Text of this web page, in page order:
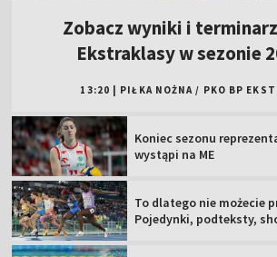
Zobacz wyniki i terminarz
Ekstraklasy w sezonie
13:20 PIŁKA NOŻNA / PKO BP
Koniec sezonu
wystąpi na ME
To dlatego nie możecie
Pojedynki, podteksty,